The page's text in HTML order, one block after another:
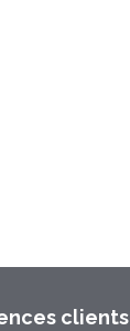
clients